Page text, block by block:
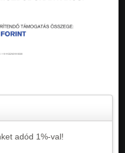
adód 1%-val!